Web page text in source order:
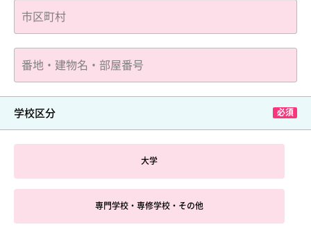
学校区分
大学
専門学校・専修学校・その他